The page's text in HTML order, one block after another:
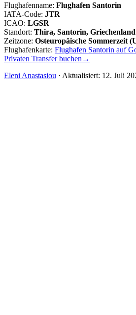
Flughafenname: Flughafen Santorin
IATA-Code: JTR
ICAO: LGSR
Standort: Thira, Santorin, Griechenland
Zeitzone: Osteuropäische Sommerzeit
Flughafenkarte: Flughafen Santorin auf
Privaten Transfer buchen →
Eleni Anastasiou · Aktualisiert: 12. Juli